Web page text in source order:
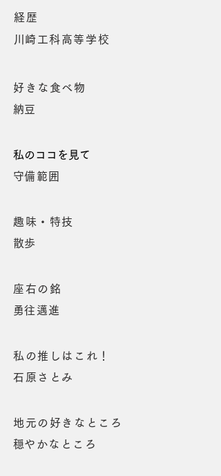
経歴
​川崎工科高等学校
好きな食べ物
​納豆
私のココを見て
​守備範囲
趣味・特技
​散歩
座右の銘
​勇往邁進
私の推しはこれ！
石原さとみ
地元の好きなところ
​穏やかなところ